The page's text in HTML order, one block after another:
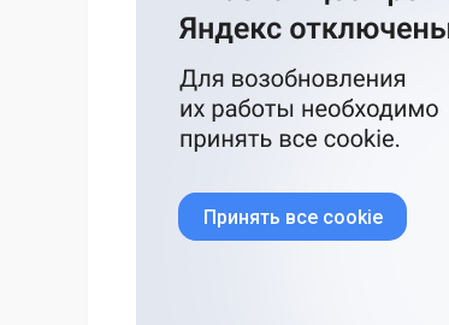
Принять все cookie